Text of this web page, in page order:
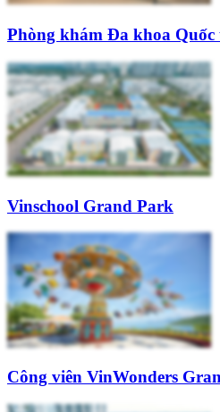
Phòng khám Đa khoa
Vinschool Grand Park
Công viên VinWonders